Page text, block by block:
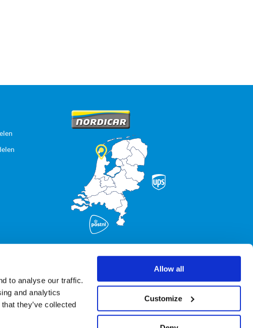
to analyse our traffic.
and analytics
they’ve collected
Allow all
Customize